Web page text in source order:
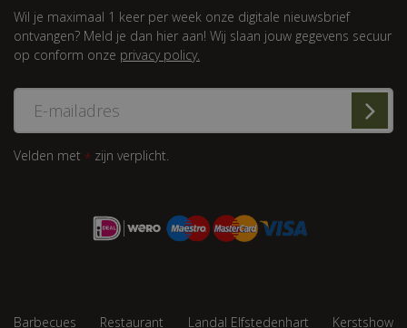
Wil je maximaal 1 keer per week onze digitale nieuwsbrief
ontvangen? Meld je dan hier aan! Wij slaan jouw gegevens secuur
op conform onze privacy policy.
Velden met * zijn verplicht.
Barbecues Restaurant Landal Elfstedenhart Kerstshow